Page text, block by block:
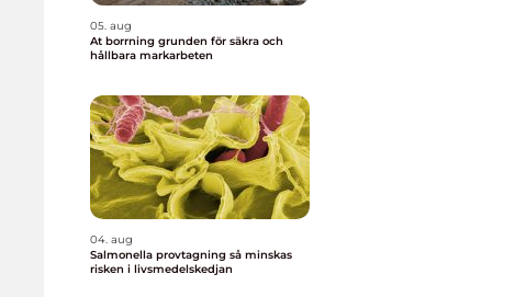
05. aug
At borrning grunden för säkra och
hållbara markarbeten
04. aug
Salmonella provtagning så minskas
risken i livsmedelskedjan